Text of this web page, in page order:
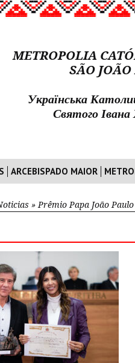
METROPOLIA
SÃO
Українська
Святого
ARCEBISPADO MAIOR
» Prêmio Papa João